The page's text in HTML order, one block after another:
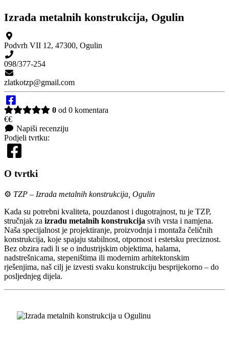
Izrada metalnih konstrukcija, Ogulin
Podvrh VII 12, 47300, Ogulin
098/377-254
zlatkotzp@gmail.com
0 od 0 komentara
€€
Napiši recenziju
Podjeli tvrtku:
O tvrtki
⚙️ TZP – Izrada metalnih konstrukcija, Ogulin
Kada su potrebni kvaliteta, pouzdanost i dugotrajnost, tu je TZP,
stručnjak za izradu metalnih konstrukcija svih vrsta i namjena.
Naša specijalnost je projektiranje, proizvodnja i montaža čeličnih
konstrukcija, koje spajaju stabilnost, otpornost i estetsku preciznost.
Bez obzira radi li se o industrijskim objektima, halama,
nadstrešnicama, stepeništima ili modernim arhitektonskim
rješenjima, naš cilj je izvesti svaku konstrukciju besprijekorno – do
posljednjeg dijela.